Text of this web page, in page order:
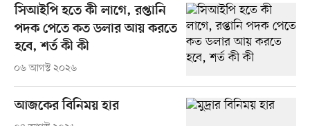
সিআইপি হতে কী লাগে, রপ্তানি
পদক পেতে কত ডলার আয় করতে
হবে, শর্ত কী কী
০৬ আগস্ট ২০২৬
আজকের বিনিময় হার